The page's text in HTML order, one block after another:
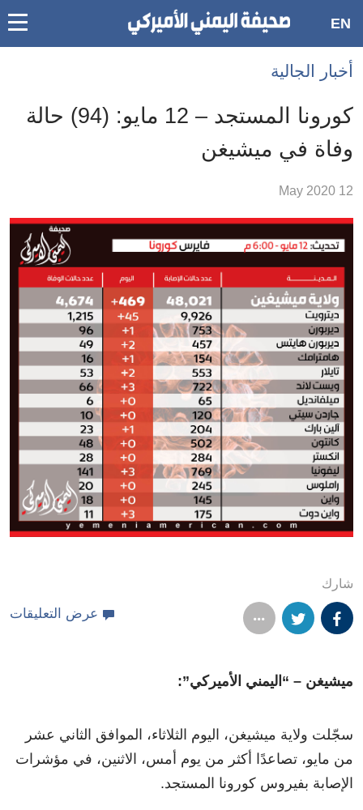
Accessibility
links
الرئيسي
الأقسام
Search
EN
أخبار الجالية
كورونا المستجد – 12 مايو: (94) حالة
وفاة في ميشيغن
12 May 2020
شارك
عرض التعليقات
ميشيغن – “اليمني الأميركي”:
سجّلت ولاية ميشيغن، اليوم الثلاثاء، الموافق الثاني عشر
من مايو، تصاعدًا أكثر من يوم أمس، الاثنين، في مؤشرات
الإصابة بفيروس كورونا المستجد.